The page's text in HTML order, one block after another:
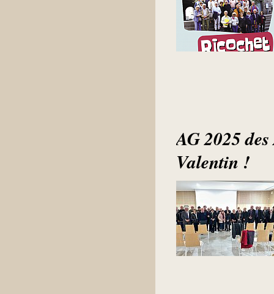
AG 2025
Valentin !